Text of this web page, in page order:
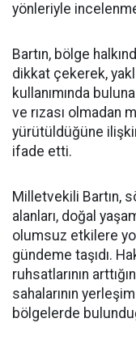
yönleriyle
Bartın, bölge
dikkat çekerek,
kullanımında
ve rızası olmadan
yürütüldüğüne
ifade etti.
Milletvekili Bartın,
alanları, doğal
olumsuz etkilere
gündeme taşıdı.
ruhsatlarının
sahalarının
bölgelerde